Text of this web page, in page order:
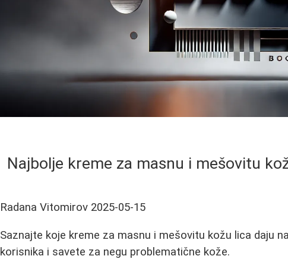
Najbolje kreme za masnu i mešovitu
Radana Vitomirov 2025-05-15
Saznajte koje kreme za masnu i mešovitu kožu lica daju
korisnika i savete za negu problematične kože.